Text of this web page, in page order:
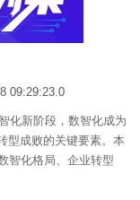
09:29:23.0
化新阶段，数智化成为
型成败的关键要素。本
智化格局、企业转型